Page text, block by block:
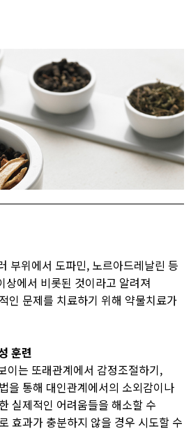
부위에서 도파민, 노르아드레날린 등
상에서 비롯된 것이라고 알려져
인 문제를 치료하기 위해 약물치료가
훈련
이는 또래관계에서 감정조절하기,
을 통해 대인관계에서의 소외감이나
실제적인 어려움들을 해소할 수
효과가 충분하지 않을 경우 시도할 수